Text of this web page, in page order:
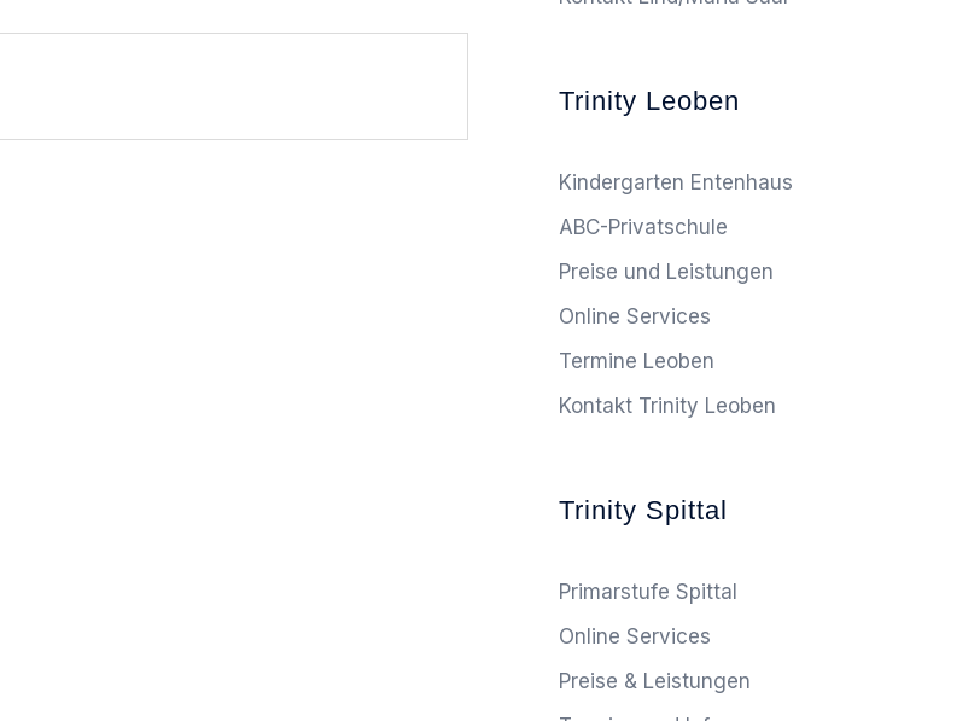
Trinity Leoben
Kindergarten Entenhaus
ABC-Privatschule
Preise und Leistungen
Online Services
Termine Leoben
Kontakt Trinity Leoben
Trinity Spittal
Primarstufe Spittal
Online Services
Preise & Leistungen